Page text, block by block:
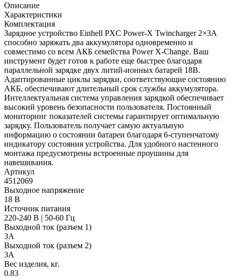
Описание
Характеристики
Комплектация
Зарядное устройство Einhell PXC Power-X Twincharger 2×3A
способно заряжать два аккумулятора одновременно и
совместимо со всем АКБ семейства Power X-Change. Ваш
инструмент будет готов к работе еще быстрее благодаря
параллельной зарядке двух литий-ионных батарей 18В.
Адаптированные циклы зарядки, соответствующие состоянию
АКБ, обеспечивают длительный срок службы аккумулятора.
Интеллектуальная система управления зарядкой обеспечивает
высокий уровень безопасности пользователя. Постоянный
мониторинг показателей системы гарантирует оптимальную
зарядку. Пользователь получает самую актуальную
информацию о состоянии батареи благодаря 6-ступенчатому
индикатору состояния устройства. Для удобного настенного
монтажа предусмотрены встроенные проушины для
навешивания.
Артикул
4512069
Выходное напряжение
18 В
Источник питания
220-240 В | 50-60 Гц
Выходной ток (разъем 1)
3A
Выходной ток (разъем 2)
3A
Вес изделия, кг.
0.83